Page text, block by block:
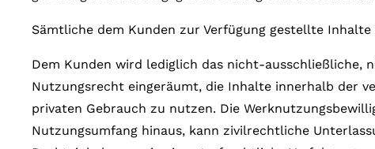
Sämtliche dem Kunden zur Verfügung gestellte
Dem Kunden wird lediglich das nicht-
Nutzungsrecht eingeräumt, die Inhalte innerhalb der
privaten Gebrauch zu nutzen. Die
Nutzungsumfang hinaus, kann zivilrechtliche